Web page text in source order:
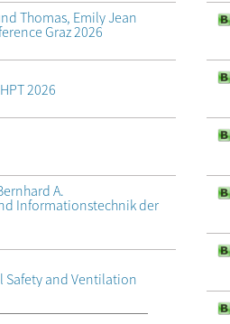
Thomas, Emily Jean
Graz 2026
2026
A.
Informationstechnik der
Safety and Ventilation